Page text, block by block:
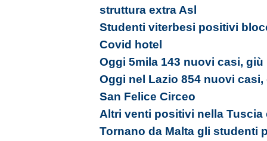
struttura extra Asl
Studenti viterbesi positivi
Covid hotel
Oggi 5mila 143 nuovi casi,
Oggi nel Lazio 854 nuovi
San Felice Circeo
Altri venti positivi nella
Tornano da Malta gli studenti